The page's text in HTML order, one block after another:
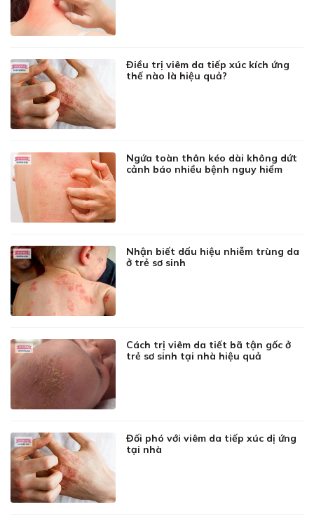
Điều trị viêm da tiếp xúc kích ứng
thế nào là hiệu quả?
Ngứa toàn thân kéo dài không dứt
cảnh báo nhiều bệnh nguy hiểm
Nhận biết dấu hiệu nhiễm trùng da
ở trẻ sơ sinh
Cách trị viêm da tiết bã tận gốc ở
trẻ sơ sinh tại nhà hiệu quả
Đối phó với viêm da tiếp xúc dị ứng
tại nhà